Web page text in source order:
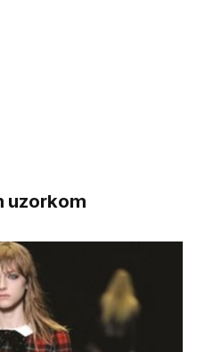
uzorkom